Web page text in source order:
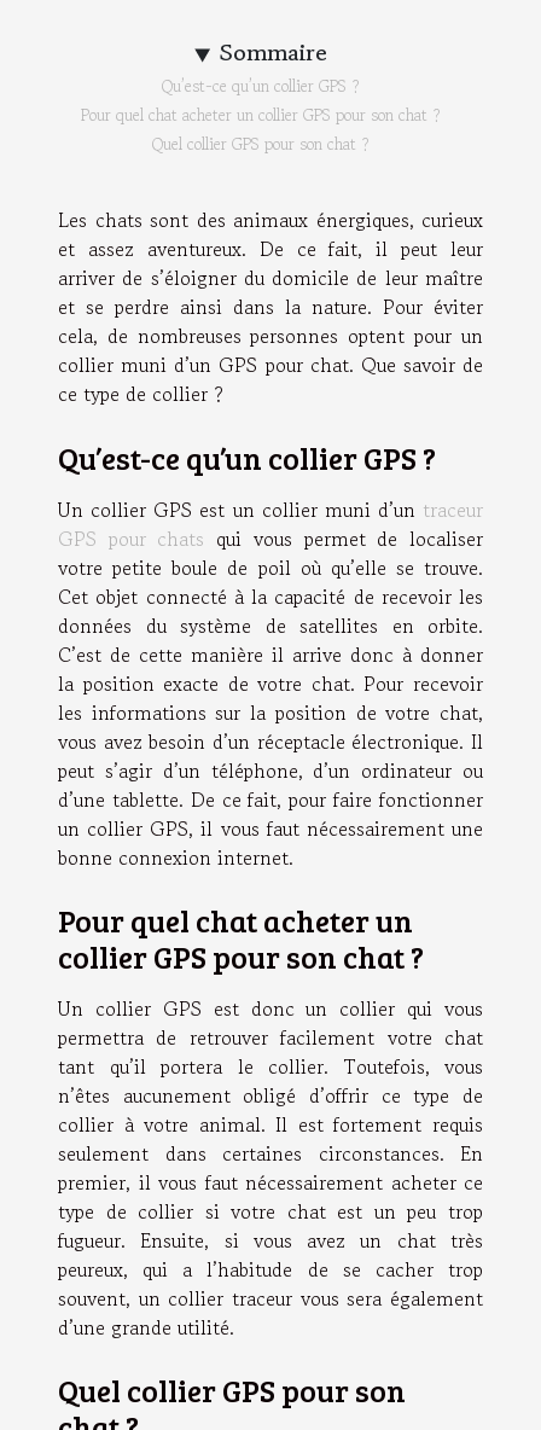
Sommaire
Qu’est-ce qu’un collier GPS ?
Pour quel chat acheter un collier GPS pour son chat ?
Quel collier GPS pour son chat ?
Les chats sont des animaux énergiques, curieux
et assez aventureux. De ce fait, il peut leur
arriver de s’éloigner du domicile de leur maître
et se perdre ainsi dans la nature. Pour éviter
cela, de nombreuses personnes optent pour un
collier muni d’un GPS pour chat. Que savoir de
ce type de collier ?
Qu’est-ce qu’un collier GPS ?
Un collier GPS est un collier muni d’un traceur
GPS pour chats qui vous permet de localiser
votre petite boule de poil où qu’elle se trouve.
Cet objet connecté à la capacité de recevoir les
données du système de satellites en orbite.
C’est de cette manière il arrive donc à donner
la position exacte de votre chat. Pour recevoir
les informations sur la position de votre chat,
vous avez besoin d’un réceptacle électronique. Il
peut s’agir d’un téléphone, d’un ordinateur ou
d’une tablette. De ce fait, pour faire fonctionner
un collier GPS, il vous faut nécessairement une
bonne connexion internet.
Pour quel chat acheter un
collier GPS pour son chat ?
Un collier GPS est donc un collier qui vous
permettra de retrouver facilement votre chat
tant qu’il portera le collier. Toutefois, vous
n’êtes aucunement obligé d’offrir ce type de
collier à votre animal. Il est fortement requis
seulement dans certaines circonstances. En
premier, il vous faut nécessairement acheter ce
type de collier si votre chat est un peu trop
fugueur. Ensuite, si vous avez un chat très
peureux, qui a l’habitude de se cacher trop
souvent, un collier traceur vous sera également
d’une grande utilité.
Quel collier GPS pour son